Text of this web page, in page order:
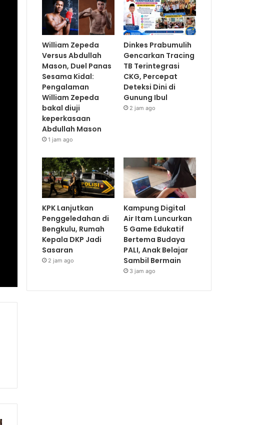
William Zepeda
Versus Abdullah
Mason, Duel Panas
Sesama Kidal:
Pengalaman
William Zepeda
bakal diuji
keperkasaan
Abdullah Mason
1 jam ago
Dinkes Prabumulih
Gencarkan Tracing
TB Terintegrasi
CKG, Percepat
Deteksi Dini di
Gunung Ibul
2 jam ago
KPK Lanjutkan
Penggeledahan di
Bengkulu, Rumah
Kepala DKP Jadi
Sasaran
2 jam ago
Kampung Digital
Air Itam Luncurkan
5 Game Edukatif
Bertema Budaya
PALI, Anak Belajar
Sambil Bermain
3 jam ago